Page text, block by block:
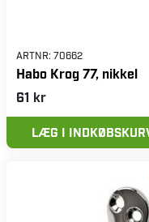
ARTNR: 70662
Habo Krog 77, nikkel
61 kr
LÆG I